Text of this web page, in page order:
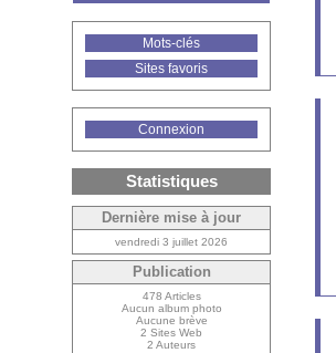
Mots-clés
Sites favoris
Connexion
Statistiques
Dernière mise à jour
vendredi 3 juillet 2026
Publication
478 Articles
Aucun album photo
Aucune brève
2 Sites Web
2 Auteurs